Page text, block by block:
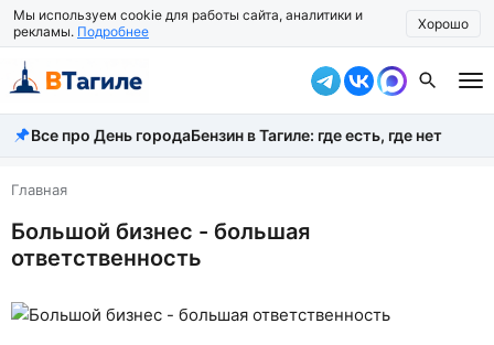
Мы используем cookie для работы сайта, аналитики и
рекламы. Подробнее Хорошо
Все новости
Происшествия
Город
Жизнь
Все про День городаБензин в Тагиле: где есть, где нет
Главная
Большой бизнес - большая
ответственность